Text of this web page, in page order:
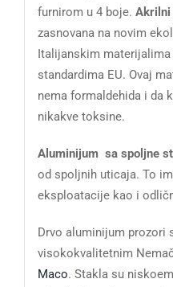
furnirom u 4 boje.
zasnovana na novim
Italijanskim
standardima EU. Ovaj
nema formaldehida i da
nikakve toksine.
Aluminijum sa spoljne
od spoljnih uticaja. To
eksploatacije kao i
Drvo aluminijum prozori
visokokvalitetnim
Maco. Stakla su